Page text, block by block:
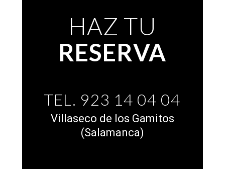
HAZ TU
RESERVA
TEL. 923 14 04 04
Villaseco de los Gamitos
(Salamanca)